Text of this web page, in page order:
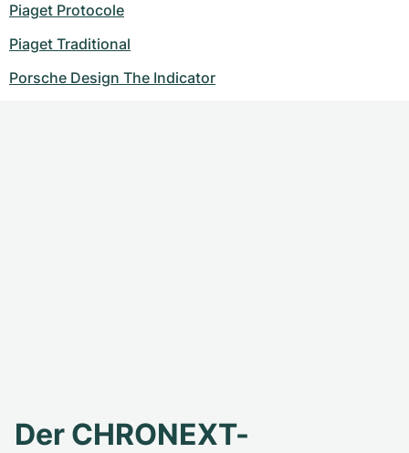
Piaget Protocole
Piaget Traditional
Porsche Design The Indicator
Der CHRONEXT-